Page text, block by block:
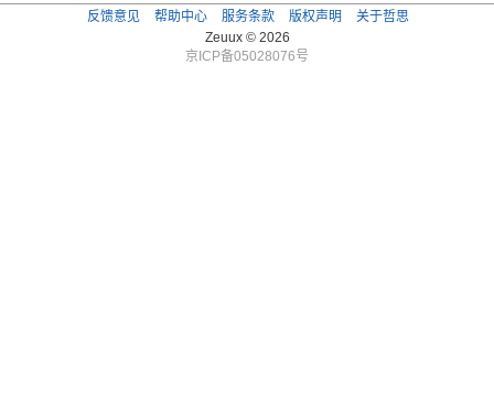
反馈意见 帮助中心 服务条款 版权声明
关于哲思
Zeuux © 2026
京ICP备05028076号